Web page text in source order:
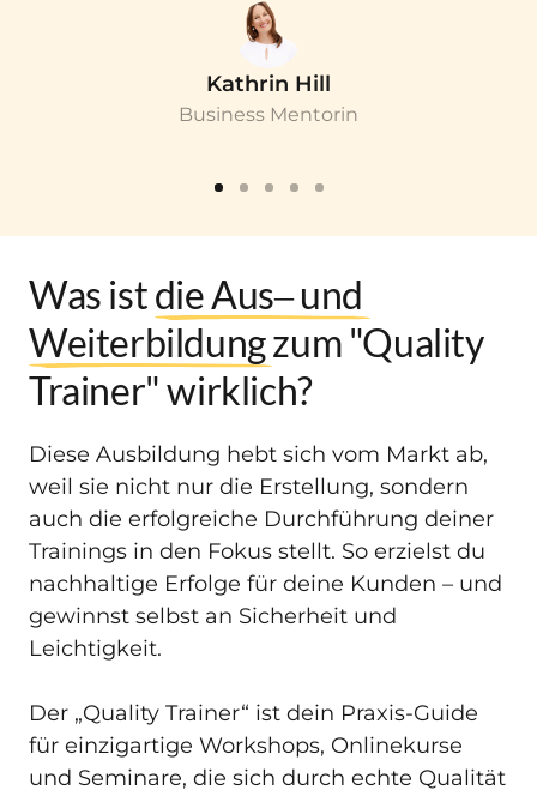
Kathrin Hill
Business Mentorin
Was ist die Aus‒
Weiterbildung zum "Quality
Trainer" wirklich?
Diese Ausbildung hebt sich vom Markt ab,
weil sie nicht nur die Erstellung, sondern
auch die erfolgreiche Durchführung deiner
Trainings in den Fokus stellt. So erzielst du
nachhaltige Erfolge für deine Kunden – und
gewinnst selbst an Sicherheit und
Leichtigkeit.
Der „Quality Trainer“ ist dein Praxis-Guide
für einzigartige Workshops, Onlinekurse
und Seminare, die sich durch echte Qualität